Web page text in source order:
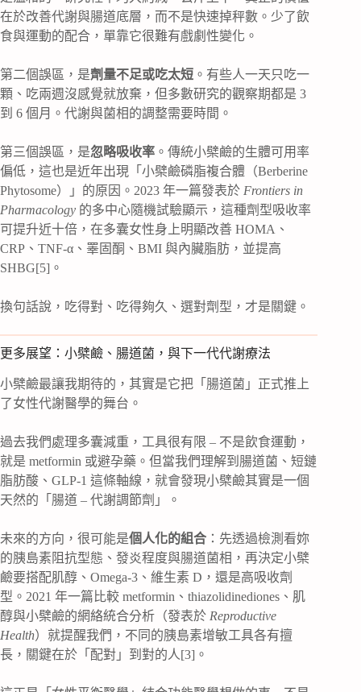
在於改善代謝與腸道底層，而不是快速掉秤數。少了飲
食與運動的配合，單靠它很難有戲劇性變化。
第二個誤區，是劑量不足或吃太短 。有些人一天只吃一
顆、吃兩週沒感覺就放棄，但多數研究的觀察期都是 3
到 6 個月。代謝與菌相的調整需要時間。
第三個誤區，是忽略吸收率 。傳統小檗鹼的生體可用率
偏低，這也是近年出現「小檗鹼磷脂複合體（Berberine
Phytosome）」的原因。2023 年一篇發表於 Frontiers in
Pharmacology 的多中心隨機試驗顯示，這種劑型吸收率
可提升近十倍，在多囊女性身上明顯改善 HOMA、
CRP、TNF-α、睪固酮、BMI 與內臟脂肪，並提高
SHBG[5]。
換句話說，吃得對、吃得夠久、選對劑型，才是關鍵。
更多展望：小檗鹼、腸道菌，與下一代代謝療法
小檗鹼最讓我期待的，其實是它把「腸道菌」正式推上
了女性代謝醫學的舞台。
過去我們處理多囊減重，工具很有限 – 不是飲食運動，
就是 metformin 或避孕藥。但當我們理解到腸道菌、短鏈
脂肪酸、GLP-1 這條軸線，就會發現小檗鹼其實是一個
天然的「腸道 – 代謝調節劑」。
未來的方向，很可能是個人化的組合 ：先透過檢測看妳
的胰島素阻抗型態、發炎程度與腸道菌相，再決定小檗
鹼要搭配肌醇、Omega-3、維生素 D，還是高吸收劑
型。2021 年一篇比較 metformin、thiazolidinediones、肌
醇與小檗鹼的網絡統合分析（發表於 Reproductive
Health）就提醒我們，不同的胰島素增敏工具各有擅
長，關鍵在於「配對」到對的人[3]。